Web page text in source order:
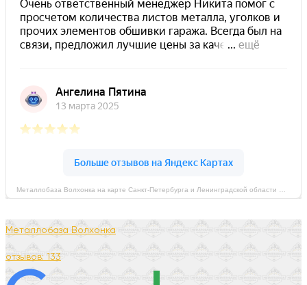
Металлобаза Волхонка на карте Санкт‑Петербурга и Ленинградской области — Яндекс Карты
Металлобаза Волхонка
отзывов: 133